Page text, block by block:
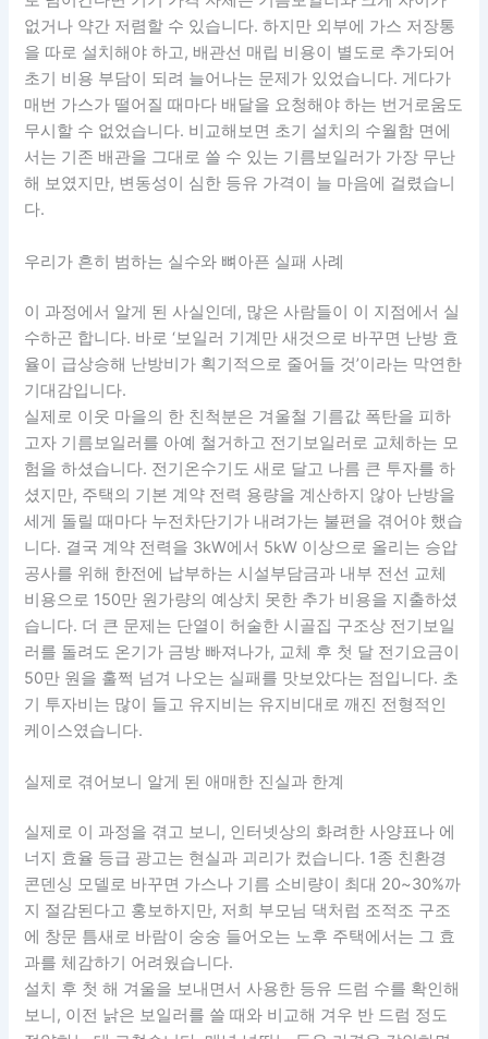
없거나 약간 저렴할 수 있습니다. 하지만 외부에 가스 저장통
을 따로 설치해야 하고, 배관선 매립 비용이 별도로 추가되어
초기 비용 부담이 되려 늘어나는 문제가 있었습니다. 게다가
매번 가스가 떨어질 때마다 배달을 요청해야 하는 번거로움도
무시할 수 없었습니다. 비교해보면 초기 설치의 수월함 면에
서는 기존 배관을 그대로 쓸 수 있는 기름보일러가 가장 무난
해 보였지만, 변동성이 심한 등유 가격이 늘 마음에 걸렸습니
다.
우리가 흔히 범하는 실수와 뼈아픈 실패 사례
이 과정에서 알게 된 사실인데, 많은 사람들이 이 지점에서 실
수하곤 합니다. 바로 ‘보일러 기계만 새것으로 바꾸면 난방 효
율이 급상승해 난방비가 획기적으로 줄어들 것’이라는 막연한
기대감입니다.
실제로 이웃 마을의 한 친척분은 겨울철 기름값 폭탄을 피하
고자 기름보일러를 아예 철거하고 전기보일러로 교체하는 모
험을 하셨습니다. 전기온수기도 새로 달고 나름 큰 투자를 하
셨지만, 주택의 기본 계약 전력 용량을 계산하지 않아 난방을
세게 돌릴 때마다 누전차단기가 내려가는 불편을 겪어야 했습
니다. 결국 계약 전력을 3kW에서 5kW 이상으로 올리는 승압
공사를 위해 한전에 납부하는 시설부담금과 내부 전선 교체
비용으로 150만 원가량의 예상치 못한 추가 비용을 지출하셨
습니다. 더 큰 문제는 단열이 허술한 시골집 구조상 전기보일
러를 돌려도 온기가 금방 빠져나가, 교체 후 첫 달 전기요금이
50만 원을 훌쩍 넘겨 나오는 실패를 맛보았다는 점입니다. 초
기 투자비는 많이 들고 유지비는 유지비대로 깨진 전형적인
케이스였습니다.
실제로 겪어보니 알게 된 애매한 진실과 한계
실제로 이 과정을 겪고 보니, 인터넷상의 화려한 사양표나 에
너지 효율 등급 광고는 현실과 괴리가 컸습니다. 1종 친환경
콘덴싱 모델로 바꾸면 가스나 기름 소비량이 최대 20~30%까
지 절감된다고 홍보하지만, 저희 부모님 댁처럼 조적조 구조
에 창문 틈새로 바람이 숭숭 들어오는 노후 주택에서는 그 효
과를 체감하기 어려웠습니다.
설치 후 첫 해 겨울을 보내면서 사용한 등유 드럼 수를 확인해
보니, 이전 낡은 보일러를 쓸 때와 비교해 겨우 반 드럼 정도